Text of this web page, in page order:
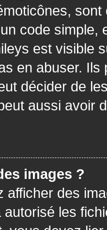
code simple,
est visible
en abuser.
décider de
aussi avoir
images ?
afficher des
autorisé les